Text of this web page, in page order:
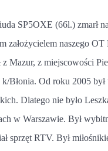
SP5OXE (66l.) zmarł
założycielem naszego
z Mazur, z miejscowości
Błonia. Od roku 2005
Dlatego nie było
w Warszawie. Był
sprzęt RTV. Był